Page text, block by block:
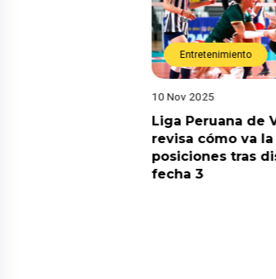
Entretenimiento
10 Nov 2025
Liga Peruana de
revisa cómo va
posiciones tras
fecha 3